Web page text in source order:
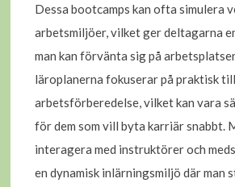
Dessa bootcamps kan ofta simulera
arbetsmiljöer, vilket ger deltagarna
man kan förvänta sig på
läroplanerna fokuserar på praktisk
arbetsförberedelse, vilket kan vara
för dem som vill byta karriär snabbt.
interagera med instruktörer och
en dynamisk inlärningsmiljö där man